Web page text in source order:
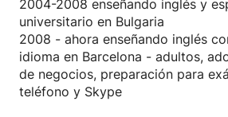
2004-2008 enseñando inglés y
universitario en Bulgaria
2008 - ahora enseñando inglés
idioma en Barcelona - adultos,
de negocios, preparación para
teléfono y Skype